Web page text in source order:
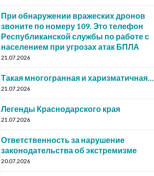
При обнаружении вражеских дронов
звоните по номеру 109. Это телефон
Республиканской службы по работе с
населением при угрозах атак БПЛА
21.07.2026
Такая многогранная и харизматичная…
21.07.2026
Легенды Краснодарского края
21.07.2026
Ответственность за нарушение
законодательства об экстремизме
20.07.2026